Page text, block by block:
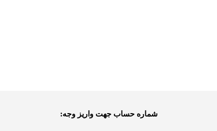
شماره حساب جهت واریز وجه: